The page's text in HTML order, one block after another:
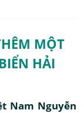
MỘT
HẢI
Nam Nguyễn